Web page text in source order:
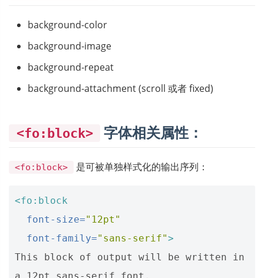
background-color
background-image
background-repeat
background-attachment (scroll 或者 fixed)
<fo:block> 字体相关属性：
<fo:block> 是可被单独样式化的输出序列：
<fo:block
font-size="12pt"
font-family="sans-serif">
This block of output will be written in